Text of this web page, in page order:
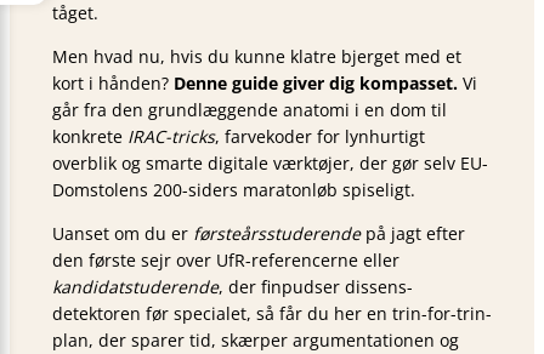
tåget.
Men hvad nu, hvis du kunne klatre bjerget med et
kort i hånden? Denne guide giver dig kompasset. Vi
går fra den grundlæggende anatomi i en dom til
konkrete IRAC-tricks, farvekoder for lynhurtigt
overblik og smarte digitale værktøjer, der gør selv EU-
Domstolens 200-siders maratonløb spiseligt.
Uanset om du er førsteårsstuderendepå jagt efter
den første sejr over UfR-referencerne eller
kandidatstuderende, der finpudser dissens-
detektoren før specialet, så får du her en trin-for-trin-
plan, der sparer tid, skærper argumentationen og